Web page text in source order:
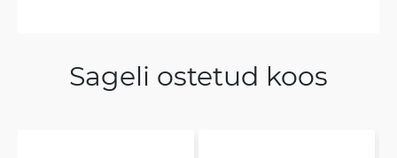
Sageli ostetud koos